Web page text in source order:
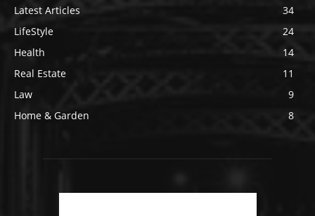
Latest Articles
34
LifeStyle
24
Health
14
Real Estate
11
Law
9
Home & Garden
8